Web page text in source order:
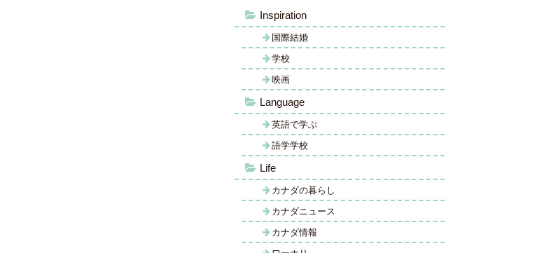
Inspiration
国際結婚
学校
映画
Language
英語で学ぶ
語学学校
Life
カナダの暮らし
カナダニュース
カナダ情報